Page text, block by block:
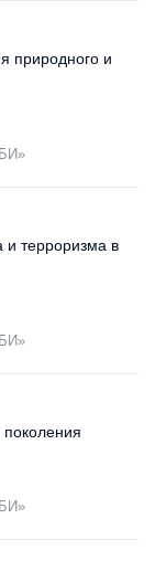
природного и
и терроризма в
поколения